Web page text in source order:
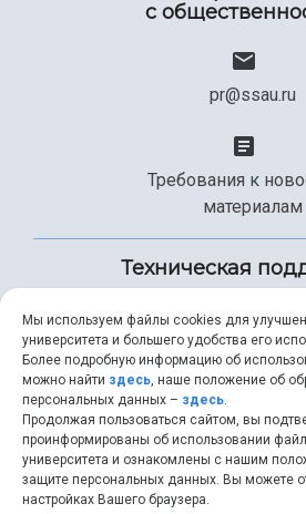
с
pr@ssau.ru
Требования к
материалам
Техническая
+7 (846) 267-
help@ssau.ru
Мы используем файлы cookies для
университета и большего удобства его
Более подробную информацию об
можно найти здесь, наше положение об
персональных данных – здесь.
Продолжая пользоваться сайтом, вы
проинформированы об использовании
университета и ознакомлены с нашим
защите персональных данных. Вы можете
настройках Вашего браузера.